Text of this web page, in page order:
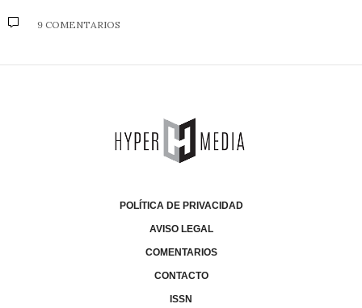
9 COMENTARIOS
POLÍTICA DE PRIVACIDAD
AVISO LEGAL
COMENTARIOS
CONTACTO
ISSN